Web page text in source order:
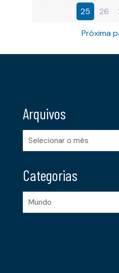
25
26
Próxima
Arquivos
Arquivos
Categorias
Categorias